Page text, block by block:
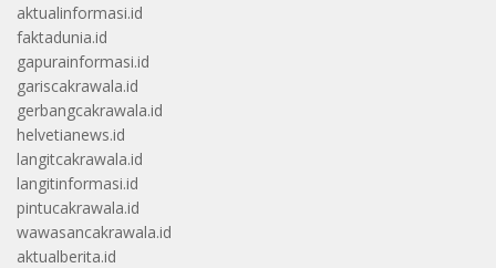
aktualinformasi.id
faktadunia.id
gapurainformasi.id
gariscakrawala.id
gerbangcakrawala.id
helvetianews.id
langitcakrawala.id
langitinformasi.id
pintucakrawala.id
wawasancakrawala.id
aktualberita.id